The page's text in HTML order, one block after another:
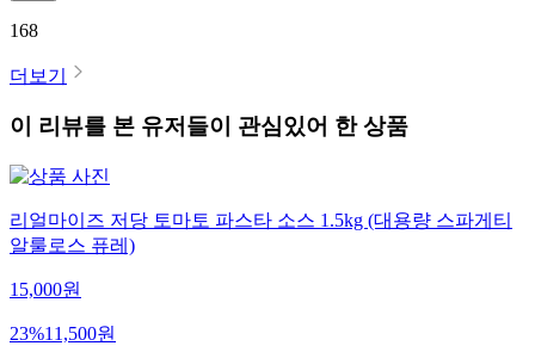
168
더보기
이 리뷰를 본 유저들이 관심있어 한 상품
리얼마이즈 저당 토마토 파스타 소스 1.5kg (대용량 스파게티
알룰로스 퓨레)
15,000원
23%11,500원